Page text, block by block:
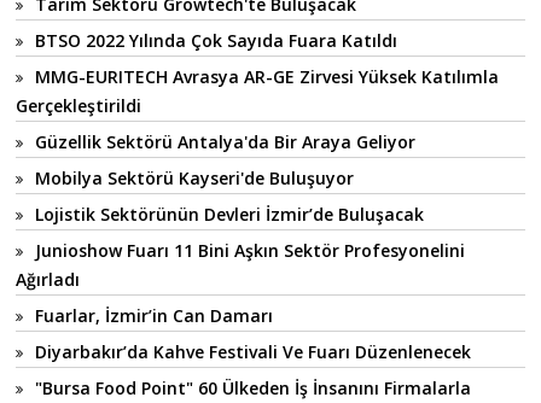
BTSO 2022 Yılında Çok Sayıda Fuara Katıldı
MMG-EURITECH Avrasya AR-GE Zirvesi Yüksek Katılımla
Gerçekleştirildi
Güzellik Sektörü Antalya'da Bir Araya Geliyor
Mobilya Sektörü Kayseri'de Buluşuyor
Lojistik Sektörünün Devleri İzmir’de Buluşacak
Junioshow Fuarı 11 Bini Aşkın Sektör Profesyonelini
Ağırladı
Fuarlar, İzmir’in Can Damarı
Diyarbakır’da Kahve Festivali Ve Fuarı Düzenlenecek
"Bursa Food Point" 60 Ülkeden İş İnsanını Firmalarla